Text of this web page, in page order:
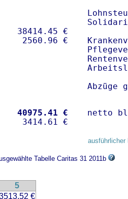
38414.45 €
40975.41 €
ausführlicher
Tabelle Caritas 31 2011b
5
€